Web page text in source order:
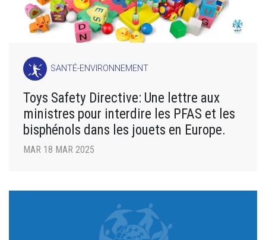
SANTÉ-ENVIRONNEMENT
Toys Safety Directive: Une lettre aux
ministres pour interdire les PFAS et les
bisphénols dans les jouets en Europe.
MAR 18 MAR 2025